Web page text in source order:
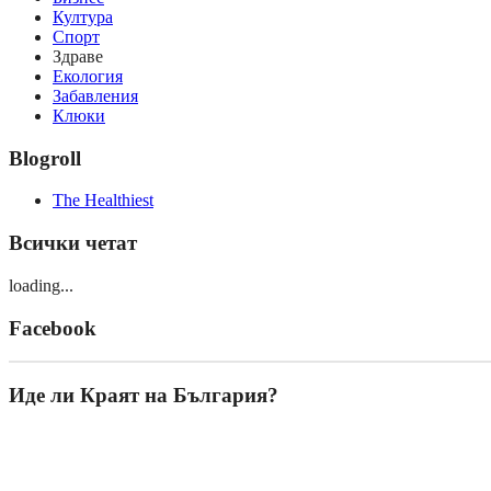
Култура
Спорт
Здраве
Екология
Забавления
Клюки
Blogroll
The Healthiest
Всички четат
loading...
Facebook
Иде ли Краят на България?